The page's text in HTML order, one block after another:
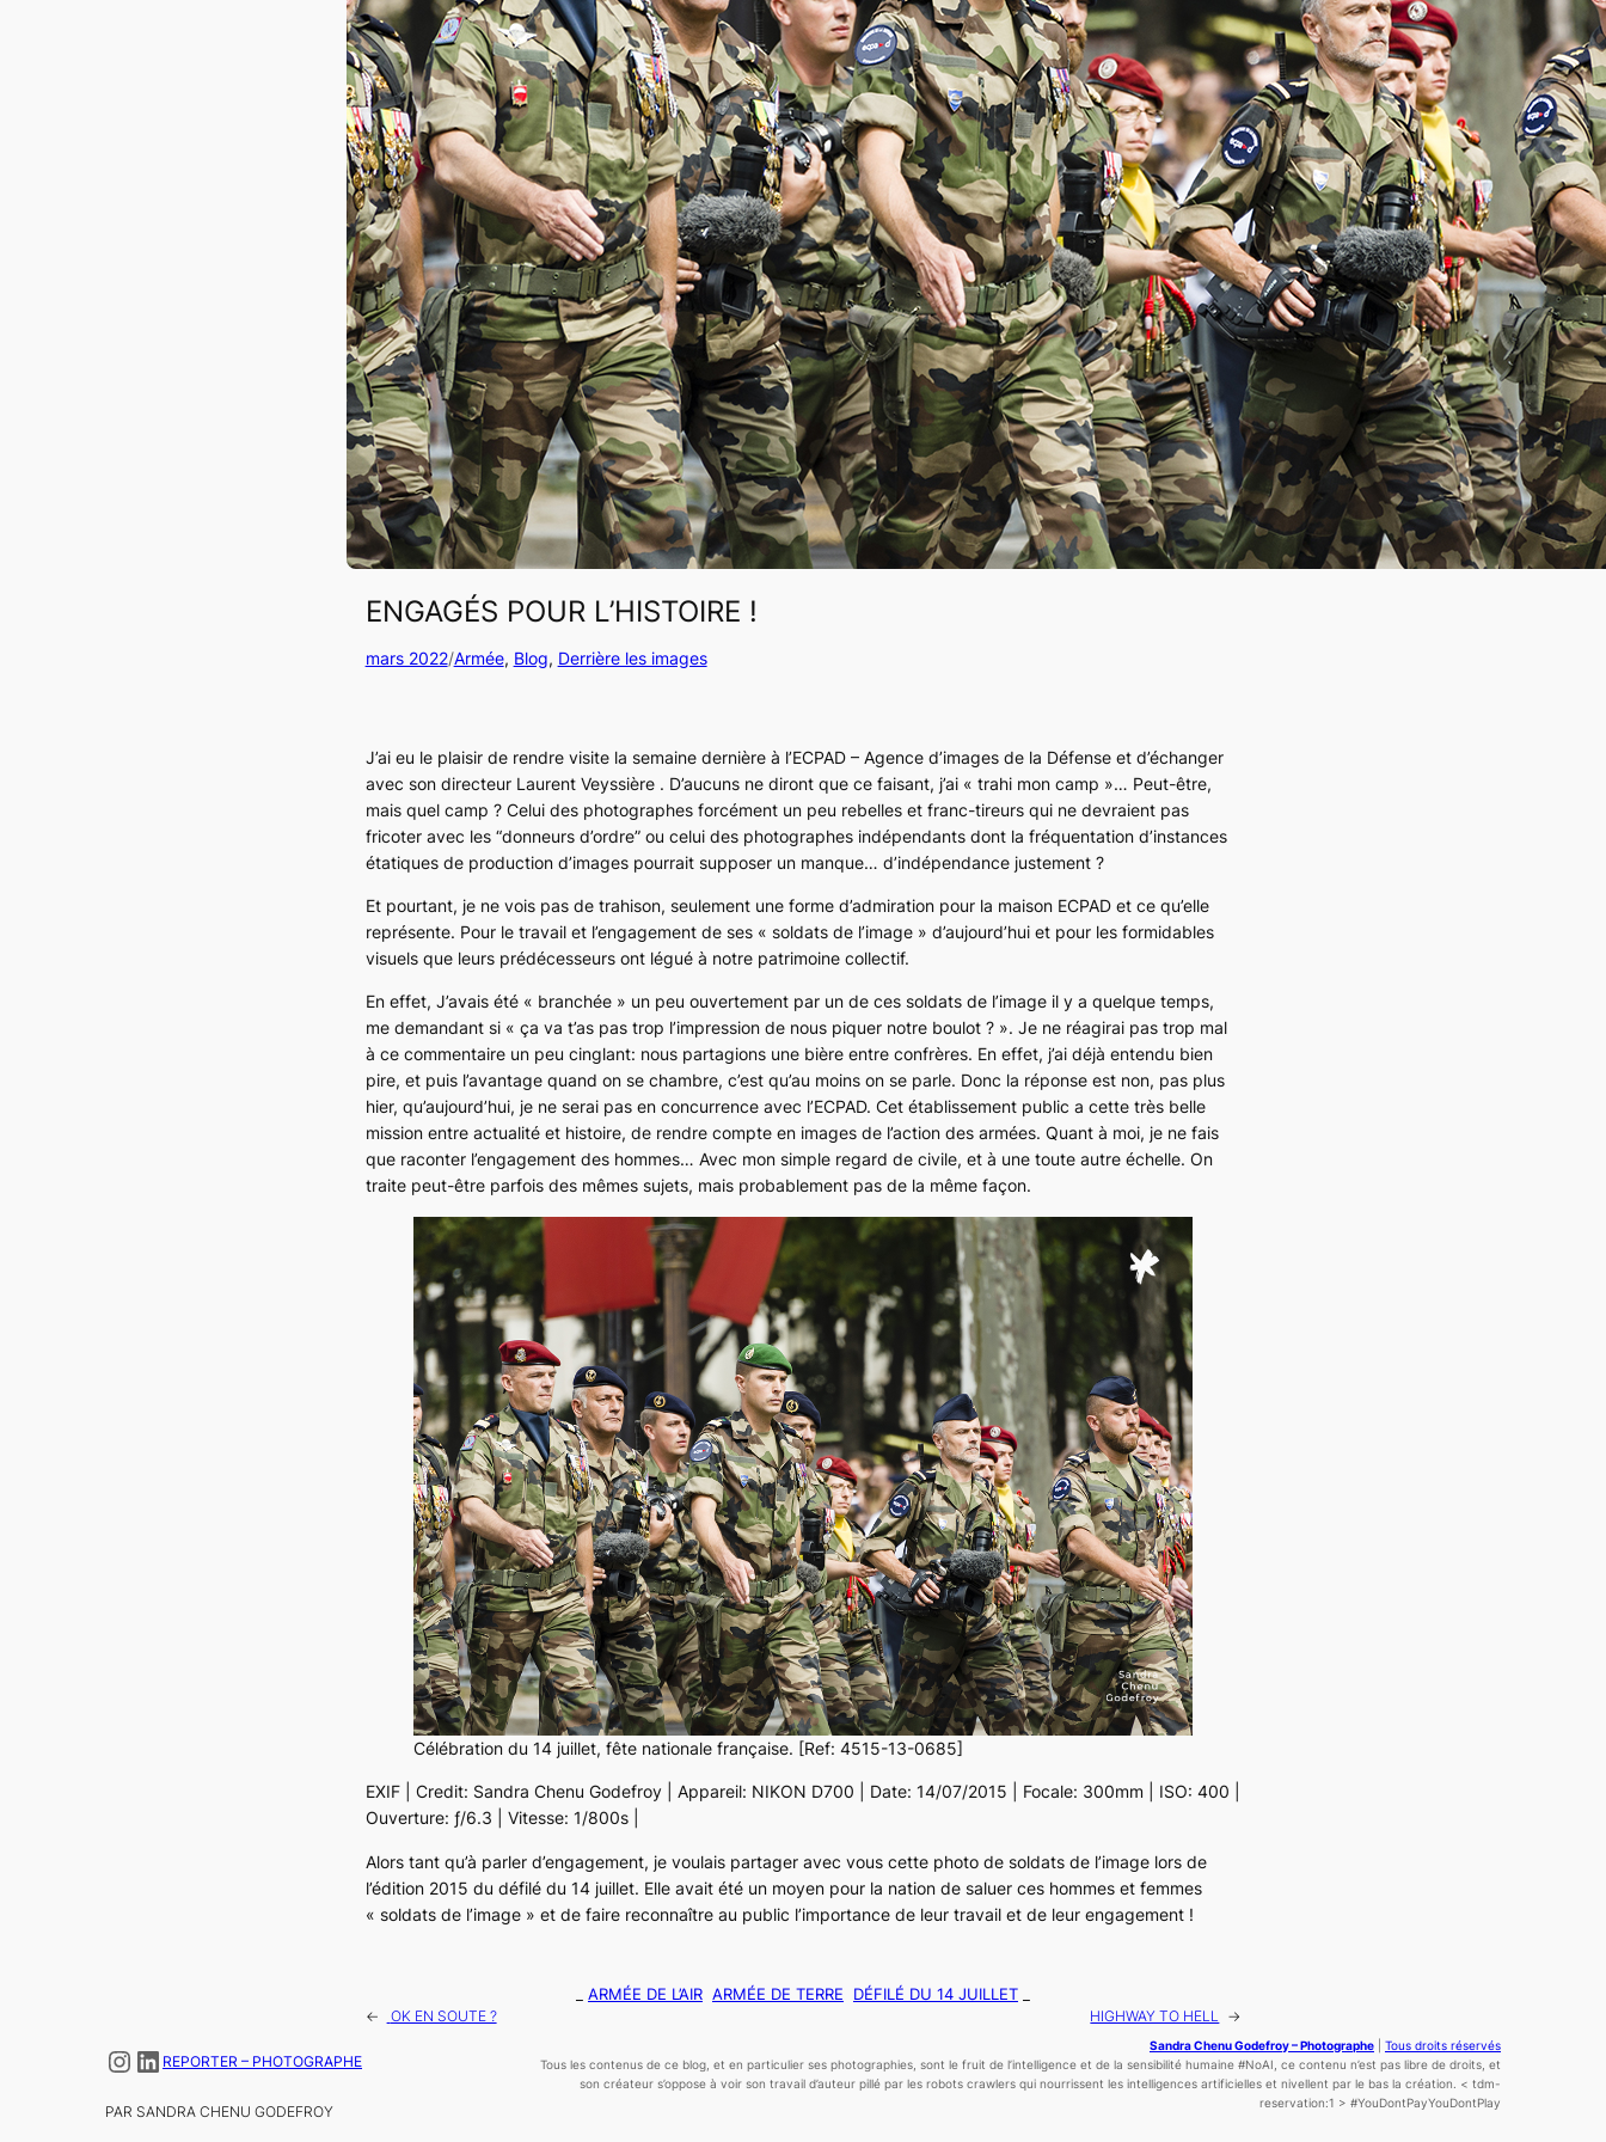
ENGAGÉS POUR L’HISTOIRE !
mars 2022/Armée, Blog, Derrière les images
J’ai eu le plaisir de rendre visite la semaine dernière à l’ECPAD – Agence d’images de la Défense et d’échanger
avec son directeur Laurent Veyssière . D’aucuns ne diront que ce faisant, j’ai « trahi mon camp »… Peut-être,
mais quel camp ? Celui des photographes forcément un peu rebelles et franc-tireurs qui ne devraient pas
fricoter avec les “donneurs d’ordre” ou celui des photographes indépendants dont la fréquentation d’instances
étatiques de production d’images pourrait supposer un manque… d’indépendance justement ?
Et pourtant, je ne vois pas de trahison, seulement une forme d’admiration pour la maison ECPAD et ce qu’elle
représente. Pour le travail et l’engagement de ses « soldats de l’image » d’aujourd’hui et pour les formidables
visuels que leurs prédécesseurs ont légué à notre patrimoine collectif.
En effet, J’avais été « branchée » un peu ouvertement par un de ces soldats de l’image il y a quelque temps,
me demandant si « ça va t’as pas trop l’impression de nous piquer notre boulot ? ». Je ne réagirai pas trop mal
à ce commentaire un peu cinglant: nous partagions une bière entre confrères. En effet, j’ai déjà entendu bien
pire, et puis l’avantage quand on se chambre, c’est qu’au moins on se parle. Donc la réponse est non, pas plus
hier, qu’aujourd’hui, je ne serai pas en concurrence avec l’ECPAD. Cet établissement public a cette très belle
mission entre actualité et histoire, de rendre compte en images de l’action des armées. Quant à moi, je ne fais
que raconter l’engagement des hommes… Avec mon simple regard de civile, et à une toute autre échelle. On
traite peut-être parfois des mêmes sujets, mais probablement pas de la même façon.
Célébration du 14 juillet, fête nationale française. [Ref: 4515-13-0685]
EXIF | Credit: Sandra Chenu Godefroy | Appareil: NIKON D700 | Date: 14/07/2015 | Focale: 300mm | ISO: 400 |
Ouverture: ƒ/6.3 | Vitesse: 1/800s |
Alors tant qu’à parler d’engagement, je voulais partager avec vous cette photo de soldats de l’image lors de
l’édition 2015 du défilé du 14 juillet. Elle avait été un moyen pour la nation de saluer ces hommes et femmes
« soldats de l’image » et de faire reconnaître au public l’importance de leur travail et de leur engagement !
ARMÉE DE L’AIR ARMÉE DE TERRE DÉFILÉ DU 14 JUILLET_
←
OK EN SOUTE ? HIGHWAY TO HELL →
Instagram LinkedIn REPORTER – PHOTOGRAPHE
PAR SANDRA CHENU GODEFROY
Sandra Chenu Godefroy – Photographe| Tous droits réservés
Tous les contenus de ce blog, et en particulier ses photographies, sont le fruit de l’intelligenceet de la sensibilité humaine#NoAI, ce contenu n’est pas libre de droits, et
son créateur s’oppose à voir son travail d’auteur pillé par les robots crawlers qui nourrissent les intelligences artificielles et nivellent par le bas la création. < tdm-
reservation:1 > #YouDontPayYouDontPlay